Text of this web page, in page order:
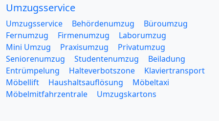
Umzugsservice
Umzugsservice Behördenumzug
Büroumzug
Fernumzug
Firmenumzug
Laborumzug
Mini Umzug
Praxisumzug
Privatumzug
Seniorenumzug
Studentenumzug
Beiladung
Entrümpelung
Halteverbotszone
Klaviertransport
Möbellift
Haushaltsauflösung
Möbeltaxi
Möbelmitfahrzentrale
Umzugskartons